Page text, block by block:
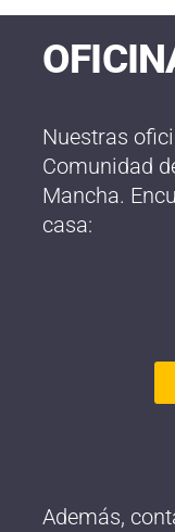
Nuestras
Comunidad
Mancha.
casa:
Además,